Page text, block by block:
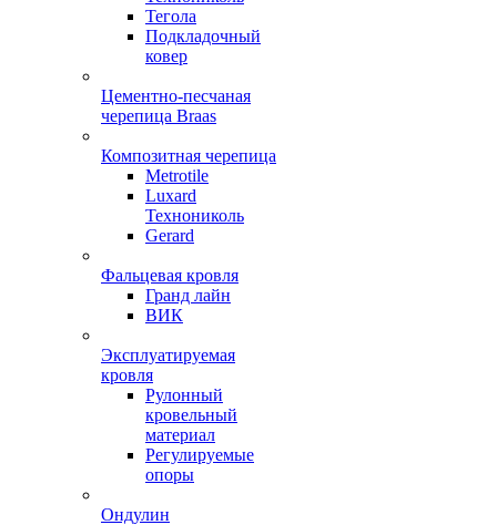
Тегола
Подкладочный
ковер
Цементно-песчаная
черепица Braas
Композитная черепица
Metrotile
Luxard
Технониколь
Gerard
Фальцевая кровля
Гранд лайн
ВИК
Эксплуатируемая
кровля
Рулонный
кровельный
материал
Регулируемые
опоры
Ондулин